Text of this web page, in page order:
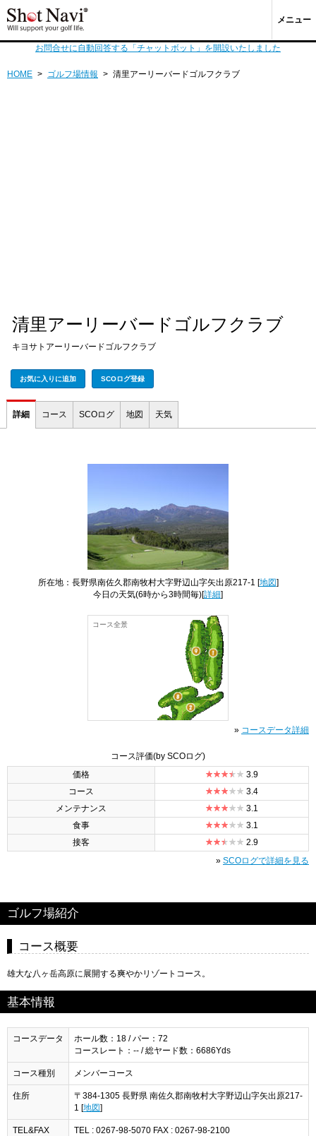
メニュー
お問合せに自動回答する「チャットボット」を開設いたしました
HOME > ゴルフ場情報 > 清里アーリーバードゴルフクラブ
清里アーリーバードゴルフクラブ
キヨサトアーリーバードゴルフクラブ
お気に入りに追加 SCOログ登録
詳細 コース SCOログ 地図 天気
所在地：長野県南佐久郡南牧村大字野辺山字矢出原217-1 [地図]
今日の天気(6時から3時間毎)[詳細]
コース全景
» コースデータ詳細
コース評価(by SCOログ)
価格
3.9
コース
3.4
メンテナンス
3.1
食事
3.1
接客
2.9
» SCOログで詳細を見る
ゴルフ場紹介
コース概要
雄大な八ヶ岳高原に展開する爽やかリゾートコース。
基本情報
コースデータ
ホール数：18 / パー：72
コースレート：-- / 総ヤード数：6686Yds
コース種別 メンバーコース
住所
〒384-1305 長野県 南佐久郡南牧村大字野辺山字矢出原217-
1 [ 地図
TEL&FAX TEL : 0267-98-5070 FAX : 0267-98-2100